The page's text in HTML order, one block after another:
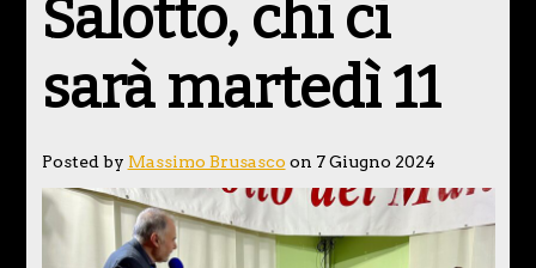
Salotto, chi ci
sarà martedì 11
Posted by Massimo Brusasco on 7 Giugno 2024